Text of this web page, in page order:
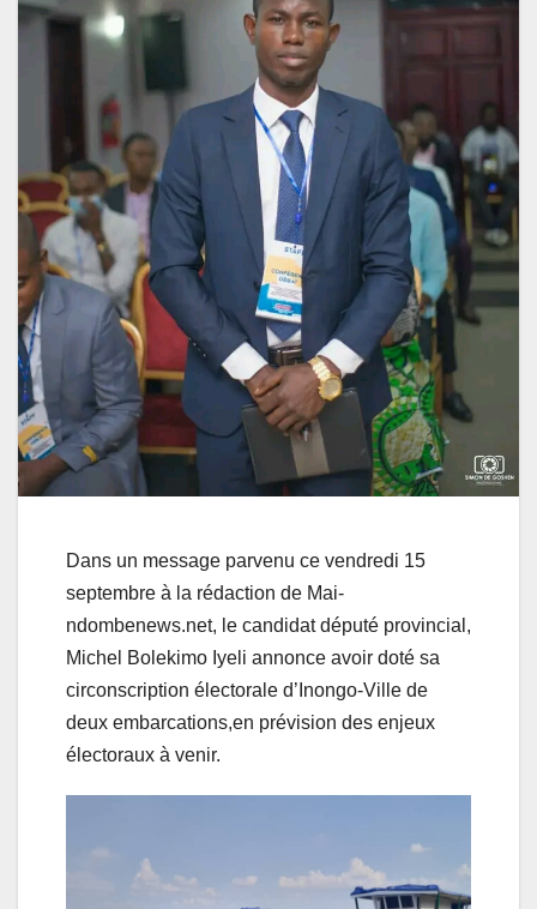
Dans un message parvenu ce vendredi 15
septembre à la rédaction de Mai-
ndombenews.net, le candidat député provincial,
Michel Bolekimo Iyeli annonce avoir doté sa
circonscription électorale d’Inongo-Ville de
deux embarcations,en prévision des enjeux
électoraux à venir.